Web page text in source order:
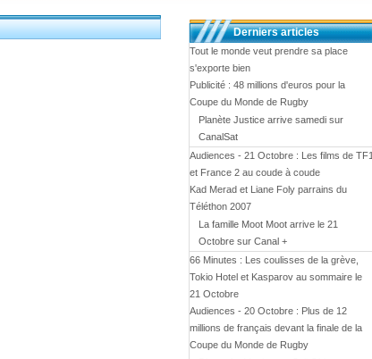
Derniers articles
Tout le monde veut prendre sa place
s'exporte bien
Publicité : 48 millions d'euros pour la
Coupe du Monde de Rugby
Planète Justice arrive samedi sur
CanalSat
Audiences - 21 Octobre : Les films de TF1
et France 2 au coude à coude
Kad Merad et Liane Foly parrains du
Téléthon 2007
La famille Moot Moot arrive le 21
Octobre sur Canal +
66 Minutes : Les coulisses de la grève,
Tokio Hotel et Kasparov au sommaire le
21 Octobre
Audiences - 20 Octobre : Plus de 12
millions de français devant la finale de la
Coupe du Monde de Rugby